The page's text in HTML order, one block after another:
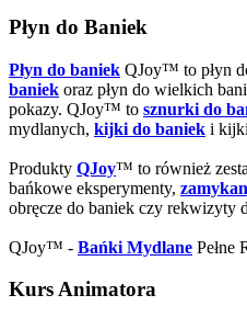
Płyn do Baniek
Płyn do baniek QJoy™ to płyn
baniek oraz płyn do wielkich
pokazy. QJoy™ to sznurki do
mydlanych, kijki do baniek i
Produkty QJoy™ to również
bańkowe eksperymenty,
obręcze do baniek czy rekwizyty
QJoy™ - Bańki Mydlane Pełne
Kurs Animatora